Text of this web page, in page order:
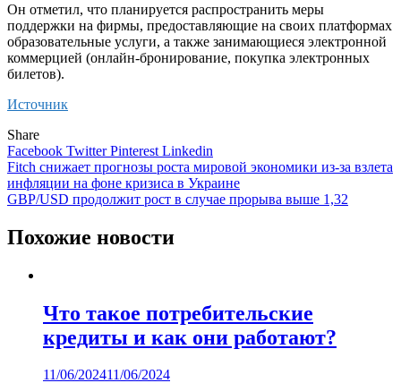
Он отметил, что планируется распространить меры
поддержки на фирмы, предоставляющие на своих платформах
образовательные услуги, а также занимающиеся электронной
коммерцией (онлайн-бронирование, покупка электронных
билетов).
Источник
Share
Facebook TwitterPinterest Linkedin
Навигация
по
Fitch снижает прогнозы роста мировой экономики из-за взлета
инфляции на фоне кризиса в Украине
GBP/USD продолжит рост в случае прорыва выше 1,32
Похожие новости
Что такое потребительские
кредиты и как они работают?
11/06/202411/06/2024